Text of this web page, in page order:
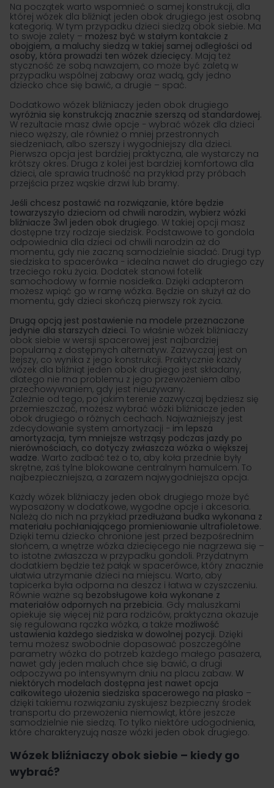
Na początek warto wspomnieć o samej konstrukcji, dla
której wózek dla bliźniąt jeden obok drugiego jest osobną
kategorią. W tym przypadku dzieci siedzą obok siebie. Ma
to swoje zalety – możesz być w stałym kontakcie z
obojgiem, a maluchy siedzą w takiej samej odległości od
osoby, która prowadzi ten wózek dziecięcy. Mają też
styczność ze sobą nawzajem, co może być zaletą w
przypadku wspólnej zabawy oraz wadą, gdy jedno
dziecko chce się bawić, a drugie – spać.
Dodatkowo wózek bliźniaczy jeden obok drugiego
wyróżnia się konstrukcją znacznie szerszą od standardowej.
W rezultacie masz dwie opcje − wybrać wózek dla dzieci
nieco węższy, ale również o mniej przestronnych
siedzeniach, albo szerszy i wygodniejszy dla dzieci.
Pierwsza opcja jest bardziej praktyczna, ale wystarczy na
krótszy okres. Druga z kolei jest bardziej komfortowa dla
dzieci, ale sprawia trudność na przykład przy próbach
przejścia przez wąskie drzwi lub bramy.
Jeśli chcesz postawić na rozwiązanie, które będzie
towarzyszyło dzieciom od chwili narodzin, wybierz wózki
bliźniacze 3w1 jeden obok drugiego. W takiej opcji masz
dostępne trzy rodzaje siedzisk. Podstawowe to gondola
odpowiednia dla dzieci od chwili narodzin aż do
momentu, gdy nie zaczną samodzielnie siadać. Drugi typ
siedziska to spacerówka − idealna nawet do drugiego czy
trzeciego roku życia. Dodatek stanowi fotelik
samochodowy w formie nosidełka. Dzięki adapterom
możesz wpiąć go w ramę wózka. Będzie on służył aż do
momentu, gdy dzieci skończą pierwszy rok życia.
Drugą opcją jest postawienie na modele przeznaczone
jedynie dla starszych dzieci. To właśnie wózek bliźniaczy
obok siebie w wersji spacerowej jest najbardziej
popularną z dostępnych alternatyw. Zazwyczaj jest on
lżejszy, co wynika z jego konstrukcji. Praktycznie każdy
wózek dla bliźniąt jeden obok drugiego jest składany,
dlatego nie ma problemu z jego przewożeniem albo
przechowywaniem, gdy jest nieużywany.
Zależnie od tego, po jakim terenie zazwyczaj będziesz się
przemieszczać, możesz wybrać wózki bliźniacze jeden
obok drugiego o różnych cechach. Najważniejszy jest
zdecydowanie system amortyzacji − im lepsza
amortyzacja, tym mniejsze wstrząsy podczas jazdy po
nierównościach, co dotyczy zwłaszcza wózka o większej
wadze. Warto zadbać też o to, aby koła przednie były
skrętne, zaś tylne blokowane centralnym hamulcem. To
najbezpieczniejsza, a zarazem najwygodniejsza opcja.
Każdy wózek bliźniaczy jeden obok drugiego może być
wyposażony w dodatkowe, wygodne opcje i akcesoria.
Należą do nich na przykład przedłużana budka wykonana z
materiału pochłaniającego promieniowanie ultrafioletowe.
Dzięki temu dziecko chronione jest przed bezpośrednim
słońcem, a wnętrze wózka dziecięcego nie nagrzewa się –
to istotne zwłaszcza w przypadku gondoli. Przydatnym
dodatkiem będzie też pałąk w spacerówce, który znacznie
ułatwia utrzymanie dzieci na miejscu. Warto, aby
tapicerka była odporna na deszcz i łatwa w czyszczeniu.
Równie ważne są bezobsługowe koła wykonane z
materiałów odpornych na przebicia. Gdy maluszkami
opiekuje się więcej niż para rodziców, praktyczna okazuje
się regulowana rączka wózka, a także możliwość
ustawienia każdego siedziska w dowolnej pozycji. Dzięki
temu możesz swobodnie dopasować poszczególne
parametry wózka do potrzeb każdego małego pasażera,
nawet gdy jeden maluch chce się bawić, a drugi
odpoczywa po intensywnym dniu na placu zabaw. W
niektórych modelach dostępna jest nawet opcja
całkowitego ułożenia siedziska spacerowego na płasko –
dzięki takiemu rozwiązaniu zyskujesz bezpieczny środek
transportu do przewożenia niemowląt, które jeszcze
samodzielnie nie siedzą. To tylko niektóre udogodnienia,
które charakteryzują nasze wózki jeden obok drugiego.
Wózek bliźniaczy obok siebie – kiedy go
wybrać?